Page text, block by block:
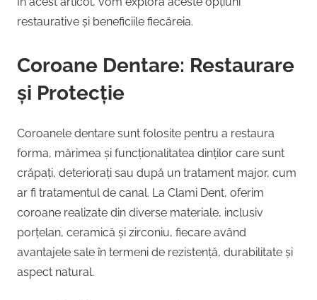
restaurative și beneficiile fiecăreia.
Coroane Dentare: Restaurare
și Protecție
Coroanele dentare sunt folosite pentru a restaura
forma, mărimea și funcționalitatea dinților care sunt
crăpați, deteriorați sau după un tratament major, cum
ar fi tratamentul de canal. La Clami Dent, oferim
coroane realizate din diverse materiale, inclusiv
porțelan, ceramică și zirconiu, fiecare având
avantajele sale în termeni de rezistență, durabilitate și
aspect natural.